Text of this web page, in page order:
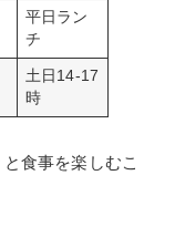
平日ラン
チ
土日14-17
時
食事を楽しむこ